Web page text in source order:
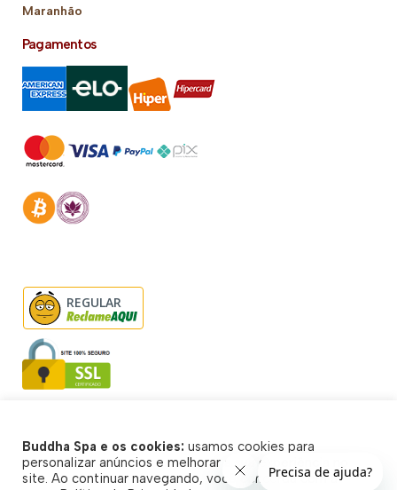
Maranhão
Pagamentos
REGULAR
© Buddha Spa 2026 - Todos direitos reservados
Buddha Spa e os cookies: usamos cookies para
personalizar anúncios e melhorar a sua experiência no
site. Ao continuar navegando, você concorda com a